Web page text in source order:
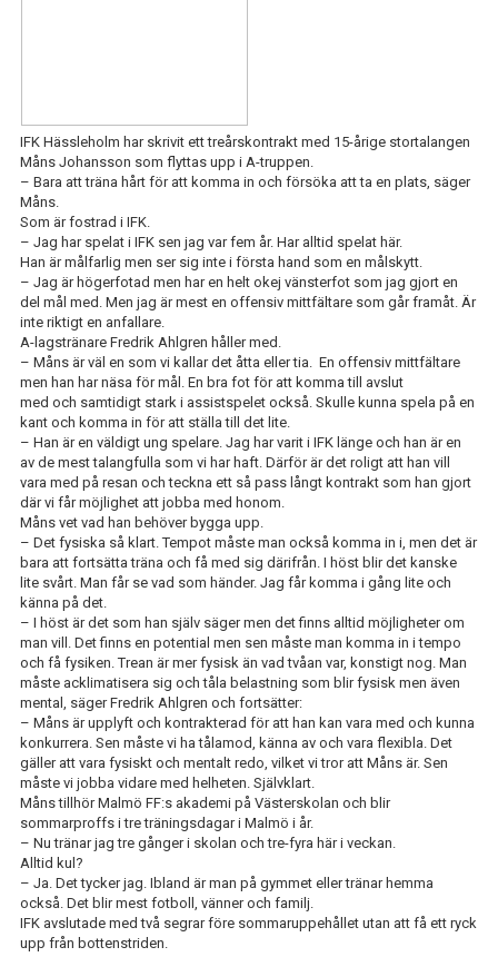
IFK Hässleholm har skrivit ett treårskontrakt med 15-årige stortalangen
Måns Johansson som flyttas upp i A-truppen.
– Bara att träna hårt för att komma in och försöka att ta en plats, säger
Måns.
Som är fostrad i IFK.
– Jag har spelat i IFK sen jag var fem år. Har alltid spelat här.
Han är målfarlig men ser sig inte i första hand som en målskytt.
– Jag är högerfotad men har en helt okej vänsterfot som jag gjort en
del mål med. Men jag är mest en offensiv mittfältare som går framåt. Är
inte riktigt en anfallare.
A-lagstränare Fredrik Ahlgren håller med.
– Måns är väl en som vi kallar det åtta eller tia. En offensiv mittfältare
men han har näsa för mål. En bra fot för att komma till avslut
med och samtidigt stark i assistspelet också. Skulle kunna spela på en
kant och komma in för att ställa till det lite.
– Han är en väldigt ung spelare. Jag har varit i IFK länge och han är en
av de mest talangfulla som vi har haft. Därför är det roligt att han vill
vara med på resan och teckna ett så pass långt kontrakt som han gjort
där vi får möjlighet att jobba med honom.
Måns vet vad han behöver bygga upp.
– Det fysiska så klart. Tempot måste man också komma in i, men det är
bara att fortsätta träna och få med sig därifrån. I höst blir det kanske
lite svårt. Man får se vad som händer. Jag får komma i gång lite och
känna på det.
– I höst är det som han själv säger men det finns alltid möjligheter om
man vill. Det finns en potential men sen måste man komma in i tempo
och få fysiken. Trean är mer fysisk än vad tvåan var, konstigt nog. Man
måste acklimatisera sig och tåla belastning som blir fysisk men även
mental , säger Fredrik Ahlgren och fortsätter:
– Måns är upplyft och kontrakterad för att han kan vara med och kunna
konkurrera. Sen måste vi ha tålamod, känna av och vara flexibla. Det
gäller att vara fysiskt och mentalt redo, vilket vi tror att Måns är. Sen
måste vi jobba vidare med helheten. Självklart.
Måns tillhör Malmö FF:s akademi på Västerskolan och blir
sommarproffs i tre träningsdagar i Malmö i år.
– Nu tränarjagtre gånger i skolan och tre-fyra här i veckan.
Alltid kul?
– Ja. Det tycker jag. Ibland är man på gymmet eller tränar hemma
också. Det blirmest fotboll, vänner och familj.
IFK avslutade med två segrar före sommaruppehållet utan att få ett ryck
upp från bottenstriden.